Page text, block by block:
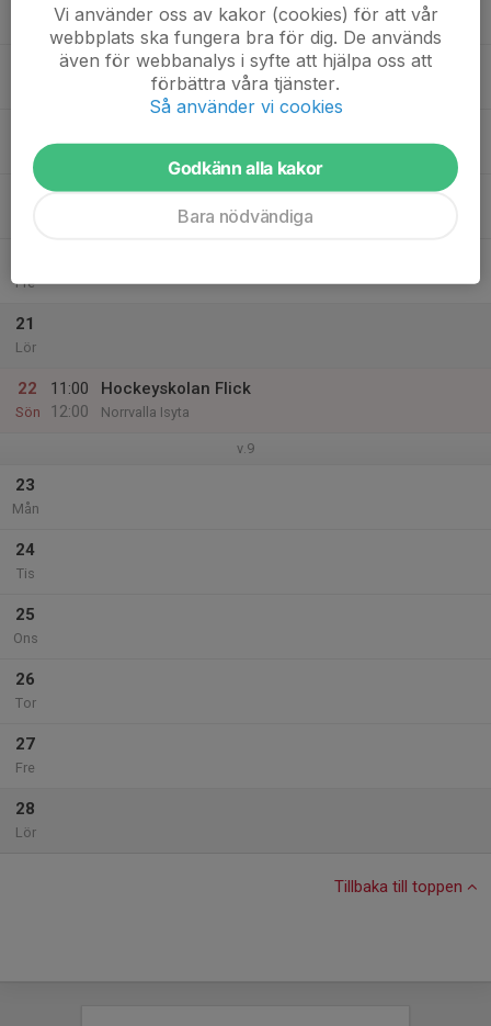
Ons
Fre
21
Lör
22
Sön
11:00
12:00
Hockeyskolan Flick
Norrvalla Isyta
v.9
23
Mån
24
Tis
25
Ons
26
Tor
27
Fre
28
Lör
Tillbaka till toppen
Vi använder oss av kakor (cookies) för att vår
webbplats ska fungera bra för dig. De används
även för webbanalys i syfte att hjälpa oss att
förbättra våra tjänster.
Så använder vi cookies
Godkänn alla kakor
Bara nödvändiga